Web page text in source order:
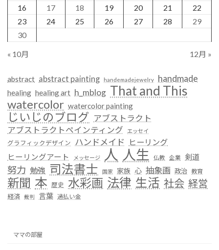
16
17 18 19 20 21
22
23
24 25 26 27 28
29
30
« 10月 12月 »
abstract abstract painting handemadejewelry handmade
healing healing art h_mblog That and This
watercolor watercolor painting
じいじのブログ アブストラクト
アブストラクトペインティング
エッセイ
グラフィックデザイン ハンドメイド ヒーリング
ヒーリングアート メッセージ 人 人生 仏教 企業 剣道
努力 勉強 司法書士 国家 家族 心 抽象画 政治 教育
新聞 本 歴史 水彩画 法律 生活 社会 経営
経済 裁判 言葉 過払い金
ママの部屋